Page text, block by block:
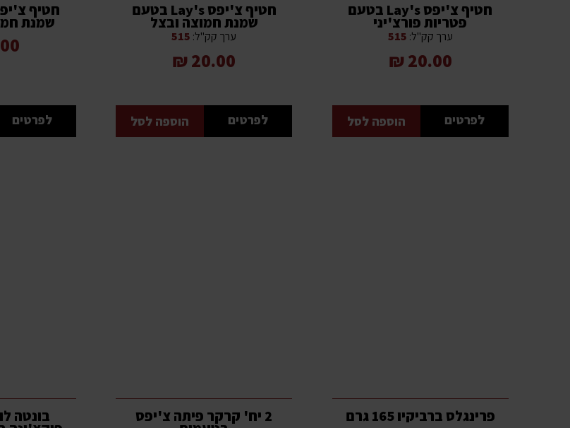
חטיף צ'יפס Lay's בטעם
פטריות פורצ'יני
ערך קק"ל:
20.00 ₪
לפרטים הוספה לסל
חטיף צ'יפס Lay's בטעם
שמנת חמוצה ובצל
ערך קק"ל:
20.00 ₪
לפרטים הוספה לסל
שמנת
₪
לפרטים
פרינגלס ברביקיו 165 גרם 2 יח' קרקר פיתה צ'יפס בונטה